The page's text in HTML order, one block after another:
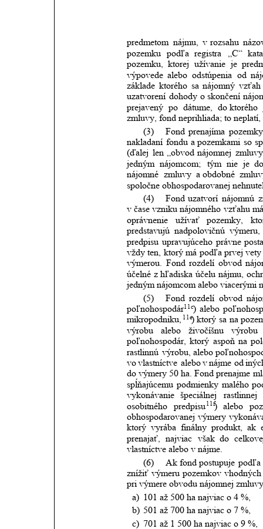
predmetom nájmu, v rozsahu
pozemku podľa registra „C“
pozemku,
ktorej užívanie je
výpovede alebo odstúpenia od
základe ktorého sa nájomný vzťah
uzatvorení dohody o skončení
prejavený po dátume,
do ktorého
zmluvy, fond neprihliada; to
(3)
Fond prenajíma pozemky
nakladaní fondu a pozemkami so
(ďalej len „obvod nájomnej
jedným nájomcom; tým nie je
nájomné zmluvy a obdobné
spoločne obhospodarovanej
(4)
Fond uzatvorí nájomnú
v čase vzniku nájomného vzťahu má
oprávnenie
užívať pozemky,
predstavujú nadpolovičnú výmeru,
predpisu upravujúceho právne
vždy ten, ktorý má podľa prvej vety
výmerou.
Fond rozdelí obvod
účelné z hľadiska účelu nájmu,
jedným nájomcom alebo
(5)
Fond rozdelí obvod
poľnohospodár11c) alebo
mikropodniku,
11e) ktorý sa na
výrobu
alebo živočíšnu
výrobu
poľnohospodár, ktorý aspoň na
rastlinnú výrobu, alebo
vovlastníctve alebo v nájme od
do výmery 50 ha. Fond prenajme
spĺňajúcemu podmienky malého
vykonávanie
špeciálnej
rastlinnej
osobitného
predpisu11f) alebo
obhospodarovanej výmery
ktorý vyrába finálny produkt, ak
prenajať,
najviac však do
vlastníctve alebo v nájme.
(6)
Ak fond postupuje podľa
znížiť výmeru pozemkov vhodných
pri výmere obvodu nájomnej
a) 101 až 500 ha najviac o 4 %,
b) 501 až 700 ha najviac o 7 %,
c) 701 až 1 500 ha najviac o 9 %,